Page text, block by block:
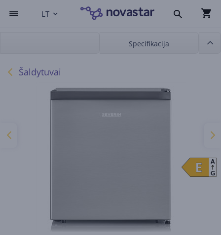
LT
Specifikacija
Šaldytuvai
E
E
A
G